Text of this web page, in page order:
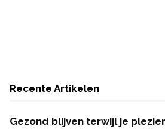
Recente Artikelen
Gezond blijven terwijl je